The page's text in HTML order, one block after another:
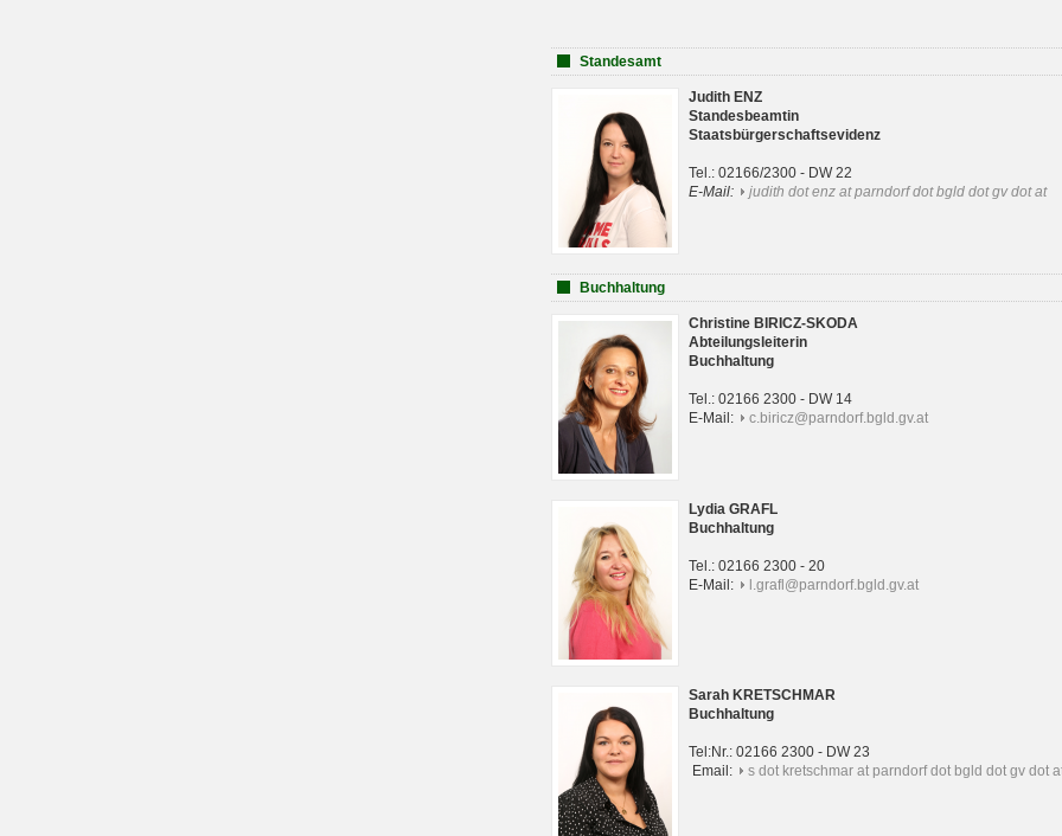
Standesamt
Judith ENZ
Standesbeamtin
Staatsbürgerschaftsevidenz
Tel.: 02166/2300 - DW 22
E-Mail:
judith dot enz at parndorf dot bgld dot gv dot at
Buchhaltung
Christine BIRICZ-SKODA
Abteilungsleiterin
Buchhaltung
Tel.: 02166 2300 - DW 14
E-Mail:
c.biricz@parndorf.bgld.gv.at
Lydia GRAFL
Buchhaltung
Tel.: 02166 2300 - 20
E-Mail:
l.grafl@parndorf.bgld.gv.at
Sarah KRETSCHMAR
Buchhaltung
Tel:Nr.: 02166 2300 - DW 23
Email:
s dot kretschmar at parndorf dot bgld dot gv dot